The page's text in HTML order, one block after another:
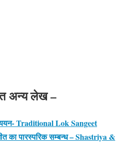
अन्य लेख–
Traditional Lok Sangeet
का पारस्परिक सम्बन्ध – Shastriya &